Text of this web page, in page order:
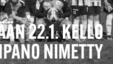
22.1. KELLO
NIMETTY